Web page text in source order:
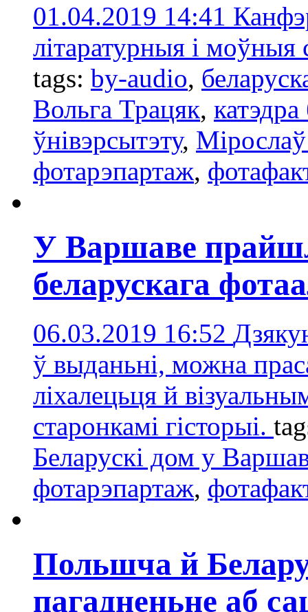
01.04.2019 14:41
літаратурныя і моўныя
tags: by-audio,
Вольга Трацяк,
ўнівэрсытэту,
фотарэпартаж,
У Варшаве
беларускага
06.03.2019 16:52
ў выданьні, можна
ліхалецьця й
старонкамі гісторыі.
Беларускі дом у
фотарэпартаж,
Польшча й
пагадненьне аб